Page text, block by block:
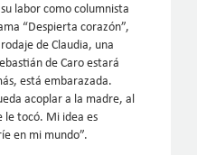
labor como columnista
“Despierta corazón”,
de Claudia, una
de Caro estará
está embarazada.
acoplar a la madre, al
le tocó. Mi idea es
en mi mundo”.